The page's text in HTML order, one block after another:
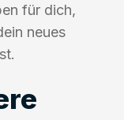
für dich,
neues